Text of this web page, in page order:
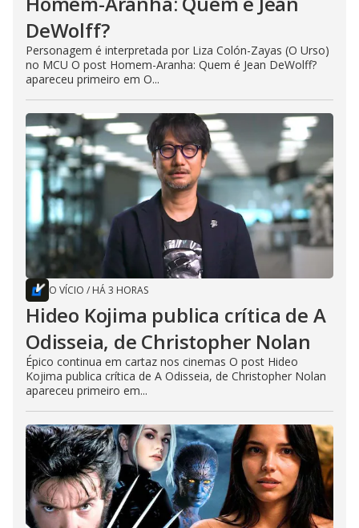
DeWolff?
Personagem é interpretada por Liza Colón-Zayas (O Urso)
no MCU O post Homem-Aranha: Quem é Jean DeWolff?
apareceu primeiro em O...
O VÍCIO / HÁ 3 HORAS
Hideo Kojima publica crítica de A
Odisseia, de Christopher Nolan
Épico continua em cartaz nos cinemas O post Hideo
Kojima publica crítica de A Odisseia, de Christopher Nolan
apareceu primeiro em...